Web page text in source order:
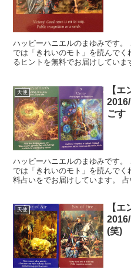
ハッピーハニエルのまゆみです
では「きれいのモト」を読んで
るヒントを無料でお届けしてい
天使
【エ
ごす
ハッピーハニエルのまゆみです
では「きれいのモト」を読んで
料占いをでお届けしています。
天使
【エ
2016/10/4 連日
(笑)